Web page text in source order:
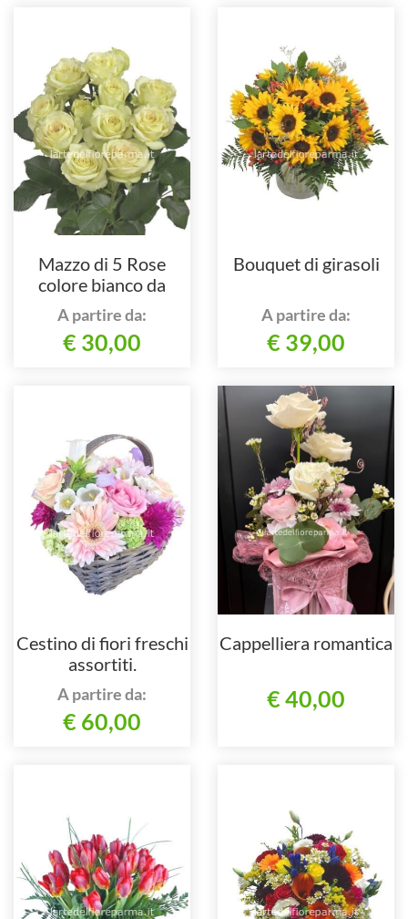
Mazzo di 5 Rose
colore bianco da
comporre in mazzo
per numero di steli.
A partire da:
€ 30,00
Bouquet di girasoli
A partire da:
€ 39,00
Cestino di fiori freschi
assortiti.
A partire da:
€ 60,00
Cappelliera romantica
€ 40,00